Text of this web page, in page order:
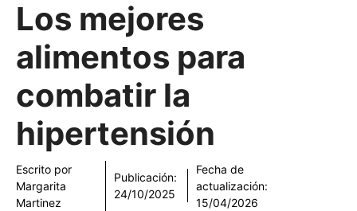
Los mejores
alimentos para
combatir la
hipertensión
Escrito por
Margarita
Martinez
Publicación:
24/10/2025
Fecha de
actualización:
15/04/2026